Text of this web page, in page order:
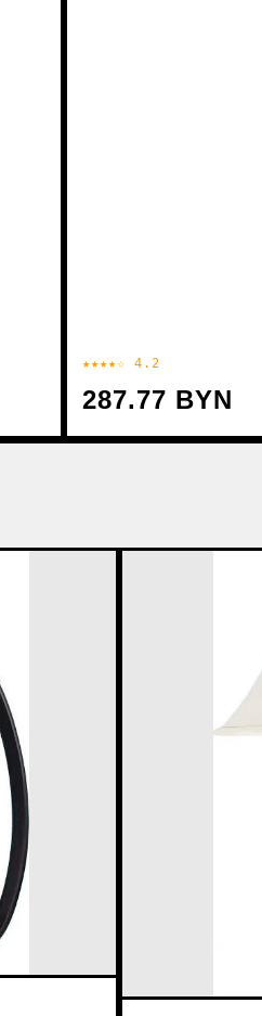
★★★★☆ 4.2
287.77 BYN